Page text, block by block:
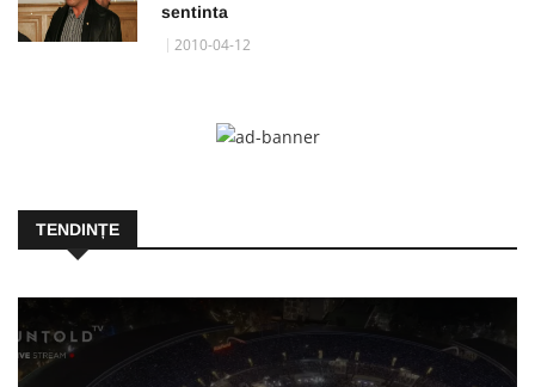
sentinta
2010-04-12
TENDINȚE